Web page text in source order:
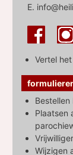
E.
Vertel
Plaatsen
Wijzigen